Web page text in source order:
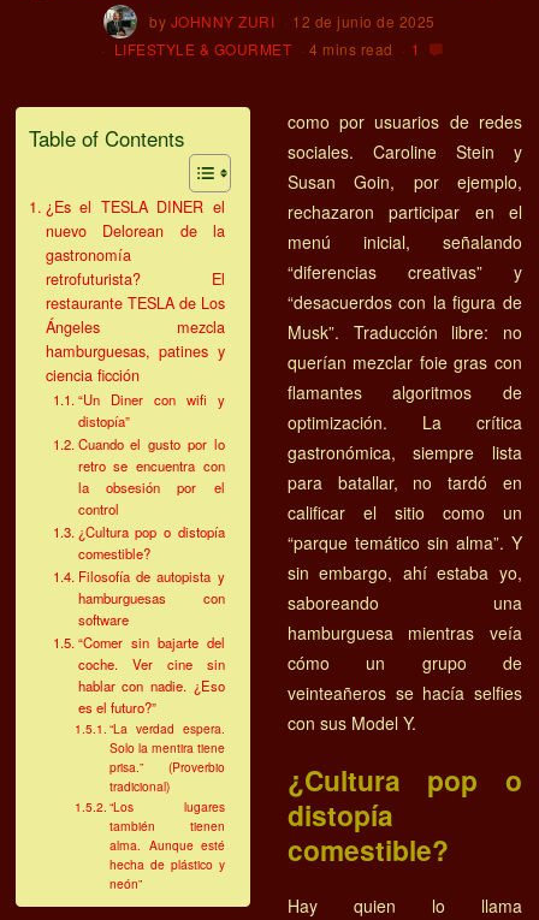
by JOHNNY ZURI
12 de junio de 2025
LIFESTYLE & GOURMET
4 mins read 1
Table of Contents
¿Es el TESLA DINER el
nuevo Delorean de la
gastronomía
retrofuturista? El
restaurante TESLA de Los
Ángeles mezcla
hamburguesas, patines y
ciencia ficción
“Un Diner con wifi y
distopía”
Cuando el gusto por lo
retro se encuentra con
la obsesión por el
control
¿Cultura pop o distopía
comestible?
Filosofía de autopista y
hamburguesas con
software
“Comer sin bajarte del
coche. Ver cine sin
hablar con nadie. ¿Eso
es el futuro?”
“La verdad espera.
Solo la mentira tiene
prisa.” (Proverbio
tradicional)
“Los lugares
también tienen
alma. Aunque esté
hecha de plástico y
neón”
como por usuarios de redes
sociales. Caroline Stein y
Susan Goin, por ejemplo,
rechazaron participar en el
menú inicial, señalando
“diferencias creativas” y
“desacuerdos con la figura de
Musk”. Traducción libre: no
querían mezclar foie gras con
flamantes algoritmos de
optimización. La crítica
gastronómica, siempre lista
para batallar, no tardó en
calificar el sitio como un
“parque temático sin alma”. Y
sin embargo, ahí estaba yo,
saboreando una
hamburguesa mientras veía
cómo un grupo de
veinteañeros se hacía selfies
con sus Model Y.
¿Cultura pop o
distopía
comestible?
Hay quien lo llama